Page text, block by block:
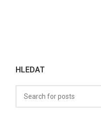
HLEDAT